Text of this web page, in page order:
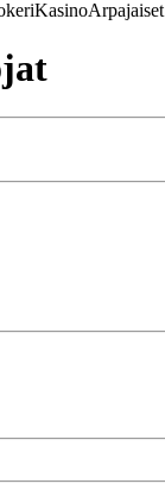
KasinoArpajaiset